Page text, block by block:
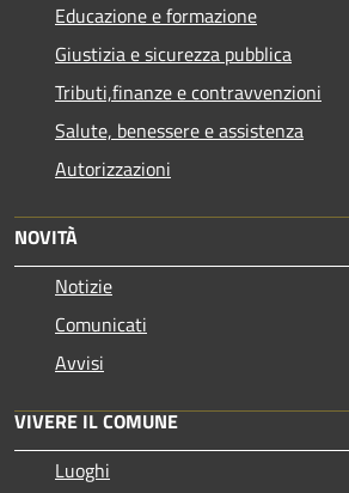
Educazione e formazione
Giustizia e sicurezza pubblica
Tributi,finanze e contravvenzioni
Salute, benessere e assistenza
Autorizzazioni
NOVITÀ
Notizie
Comunicati
Avvisi
VIVERE IL COMUNE
Luoghi